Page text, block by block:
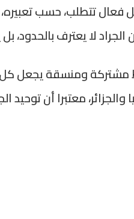
تتطلب، حسب تعبيره،
لا يعترف بالحدود، بل
ومنسقة يجعل كل
والجزائر، معتبرا أن